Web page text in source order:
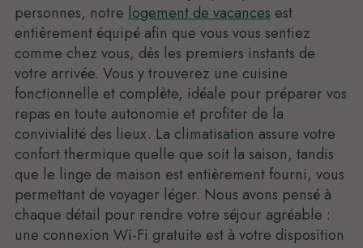
personnes, notre logement de vacances est
entièrement équipé afin que vous vous sentiez
comme chez vous, dès les premiers instants de
votre arrivée. Vous y trouverez une cuisine
fonctionnelle et complète, idéale pour préparer vos
repas en toute autonomie et profiter de la
convivialité des lieux. La climatisation assure votre
confort thermique quelle que soit la saison, tandis
que le linge de maison est entièrement fourni, vous
permettant de voyager léger. Nous avons pensé à
chaque détail pour rendre votre séjour agréable :
une connexion Wi-Fi gratuite est à votre disposition